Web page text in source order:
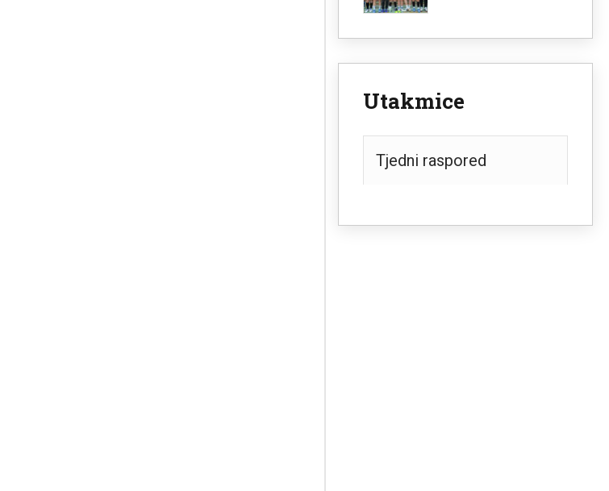
Utakmice
Tjedni raspored